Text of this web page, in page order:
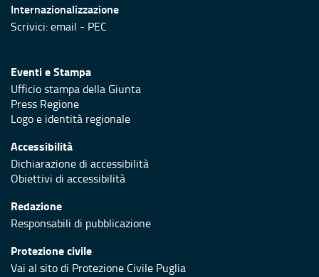
Internazionalizzazione
Scrivici:email - PEC
Eventi e Stampa
Ufficio stampa della Giunta
Press Regione
Logo e identità regionale
Accessibilità
Dichiarazione di accessibilità
Obiettivi di accessibilità
Redazione
Responsabili di pubblicazione
Protezione civile
Vai al sito di Protezione Civile Puglia